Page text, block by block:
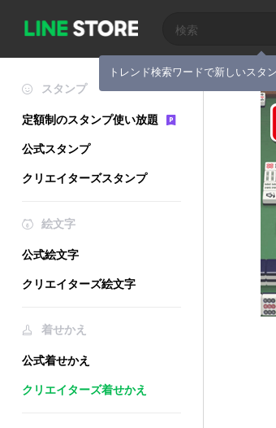
トレンド検索ワードで新しいスタ
スタンプ
定額制のスタンプ使い放題
公式スタンプ
クリエイターズスタンプ
絵文字
公式絵文字
クリエイターズ絵文字
着せかえ
公式着せかえ
クリエイターズ着せかえ